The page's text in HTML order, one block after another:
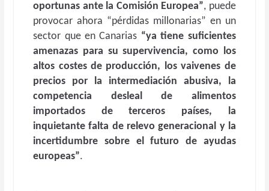
oportunas ante la Comisión Europea”, puede
provocar ahora “pérdidas millonarias” en un
sector que en Canarias “ya tiene suficientes
amenazas para su supervivencia, como los
altos costes de producción, los vaivenes de
precios por la intermediación abusiva, la
competencia desleal de alimentos
importados de terceros países, la
inquietante falta de relevo generacional y la
incertidumbre sobre el futuro de ayudas
europeas”.